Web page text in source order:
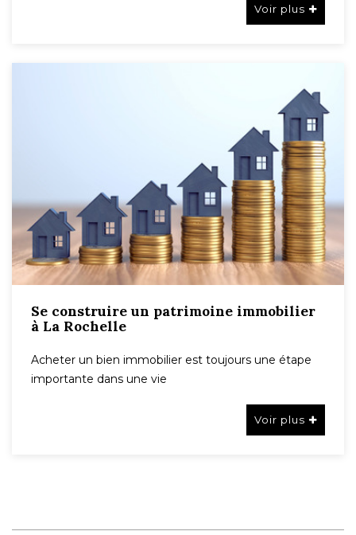
Voir plus
Se construire un patrimoine immobilier
à La Rochelle
Acheter un bien immobilier est toujours une étape
importante dans une vie
Voir plus